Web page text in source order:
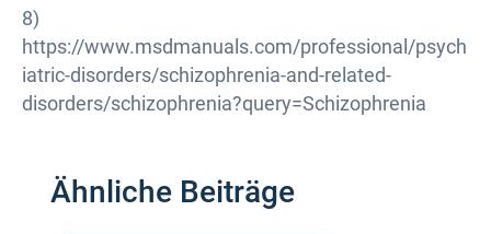
8)
https://www.msdmanuals.com/professional/psych
iatric-disorders/schizophrenia-and-related-
disorders/schizophrenia?query=Schizophrenia
Ähnliche Beiträge